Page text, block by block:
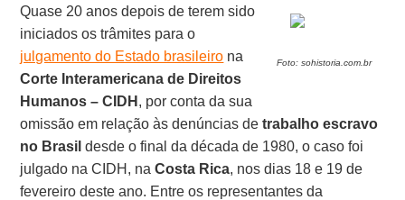
Foto: sohistoria.com.br
Quase 20 anos depois de terem sido
iniciados os trâmites para o
julgamento do Estado brasileiro na
Corte Interamericana de Direitos
Humanos – CIDH , por conta da sua
omissão em relação às denúncias detrabalho escravo
no Brasil desde o final da década de 1980, o caso foi
julgado na CIDH, naCosta Rica, nos dias 18 e 19 de
fevereiro deste ano. Entre os representantes da